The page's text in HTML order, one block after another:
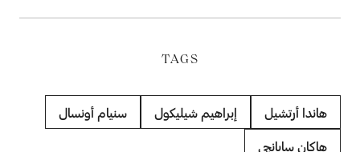
TAGS
هاندا أرتشيل إبراهيم شيليكول سنيام أونسال
هاكان سابانجي